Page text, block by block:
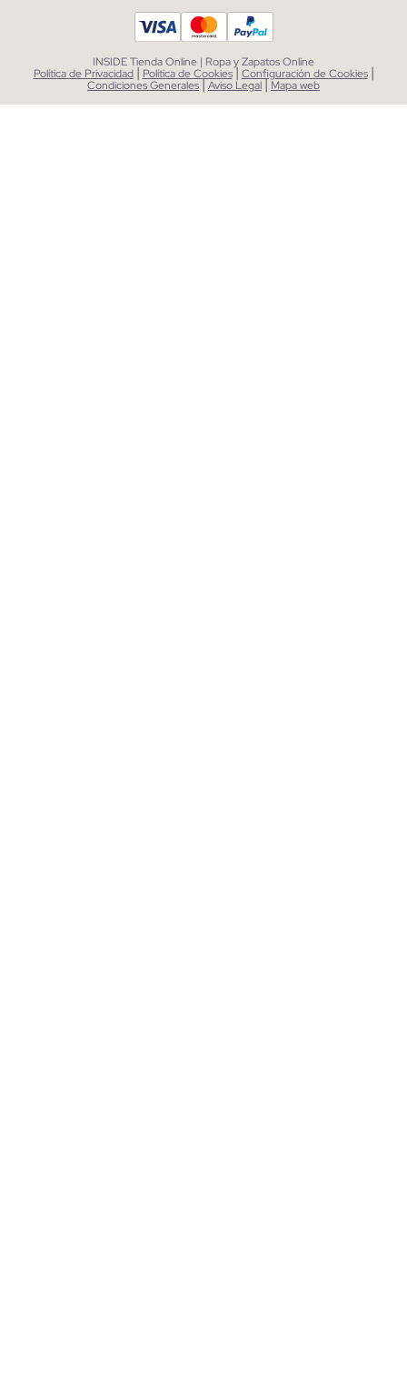
INSIDE Tienda Online | Ropa y Zapatos Online
Política de Privacidad | Política de Cookies| Configuración de Cookies |
Condiciones Generales|Aviso Legal| Mapa web